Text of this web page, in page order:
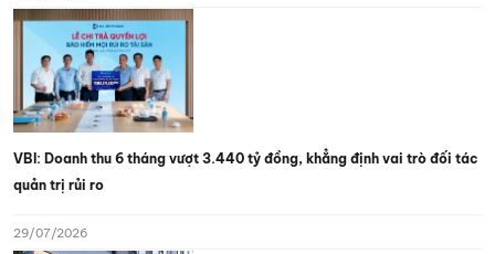
VBI: Doanh thu 6 tháng vượt 3.440 tỷ đồng, khẳng định vai trò đối tác
quản trị rủi ro
29/07/2026